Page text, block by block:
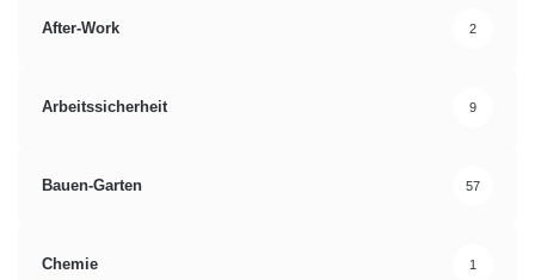
After-Work 2
Arbeitssicherheit 9
Bauen-Garten 57
Chemie 1